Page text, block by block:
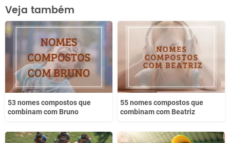
Este conteúdo contém informação incorreta
Este conteúdo não tem a informação que procuro
Outro
Veja também
53 nomes compostos que
combinam com Bruno
55 nomes compostos que
combinam com Beatriz